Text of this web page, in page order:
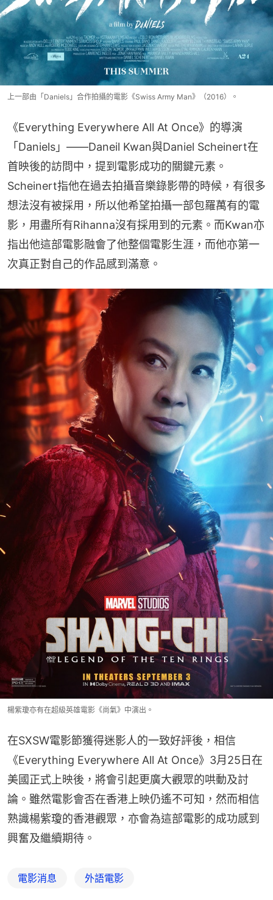
上一部由「Daniels」合作拍攝的電影《Swiss Army Man》（2016）。
《Everything Everywhere All At Once》的導演
「Daniels」——Daneil Kwan與Daniel Scheinert在
首映後的訪問中，提到電影成功的關鍵元素。
Scheinert指他在過去拍攝音樂錄影帶的時候，有很多
想法沒有被採用，所以他希望拍攝一部包羅萬有的電
影，用盡所有Rihanna沒有採用到的元素。而Kwan亦
指出他這部電影融會了他整個電影生涯，而他亦第一
次真正對自己的作品感到滿意。
楊紫瓊亦有在超級英雄電影《尚氣》中演出。
在SXSW電影節獲得迷影人的一致好評後，相信
《Everything Everywhere All At Once》3月25日在
美國正式上映後，將會引起更廣大觀眾的哄動及討
論。雖然電影會否在香港上映仍遙不可知，然而相信
熟識楊紫瓊的香港觀眾，亦會為這部電影的成功感到
興奮及繼續期待。
電影消息 外語電影